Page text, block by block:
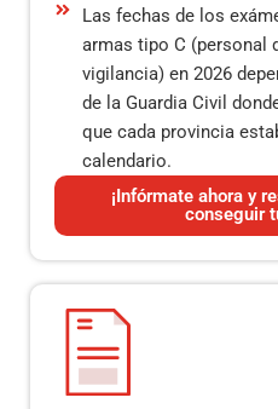
Las fechas de los
armas tipo C (personal
vigilancia) en 2026
de la Guardia Civil
que cada provincia
calendario.
¡Infórmate ahora y
conseguir